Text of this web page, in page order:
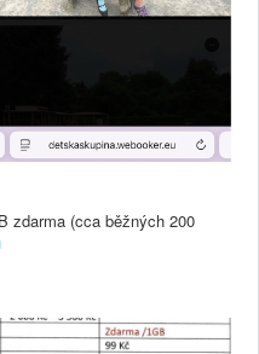
zdarma (cca běžných 200